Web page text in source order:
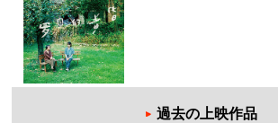
過去の上映作品